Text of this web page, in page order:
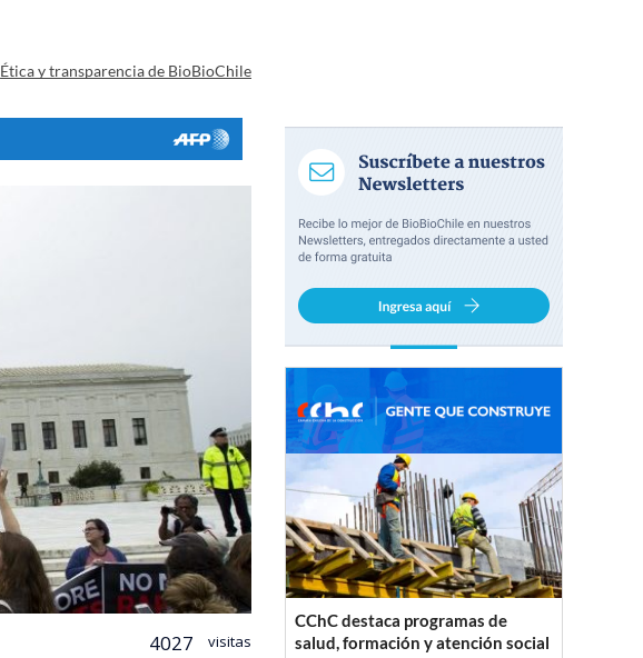
Ética y transparencia de BioBioChile
4027 visitas
CChC destaca programas de
salud, formación y atención social